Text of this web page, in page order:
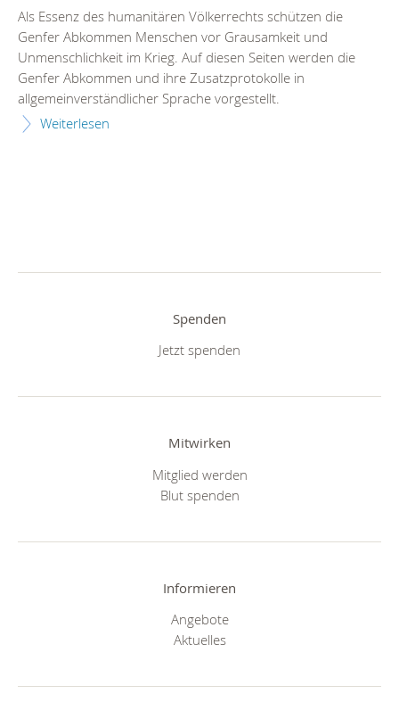
Als Essenz des humanitären Völkerrechts schützen die
Genfer Abkommen Menschen vor Grausamkeit und
Unmenschlichkeit im Krieg. Auf diesen Seiten werden die
Genfer Abkommen und ihre Zusatzprotokolle in
allgemeinverständlicher Sprache vorgestellt.
Weiterlesen
Spenden
Jetzt spenden
Mitwirken
Mitglied werden
Blut spenden
Informieren
Angebote
Aktuelles